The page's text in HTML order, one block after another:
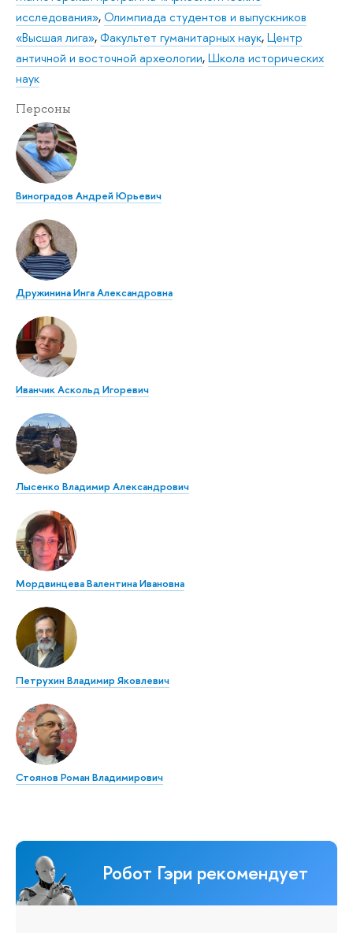
исследования»,Олимпиада студентов и выпускников
«Высшая лига»,Факультет гуманитарных наук,Центр
античной и восточной археологии,Школа исторических
наук
Персоны
Виноградов Андрей Юрьевич
Дружинина Инга Александровна
Иванчик Аскольд Игоревич
Лысенко Владимир Александрович
Мордвинцева Валентина Ивановна
Петрухин Владимир Яковлевич
Стоянов Роман Владимирович
Робот Гэри рекомендует